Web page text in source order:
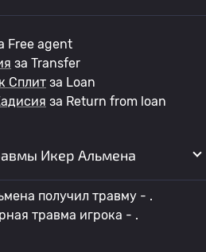
Free agent
за Transfer
Сплит за Loan
за Return from loan
Икер Альмена
получил травму - .
травма игрока - .